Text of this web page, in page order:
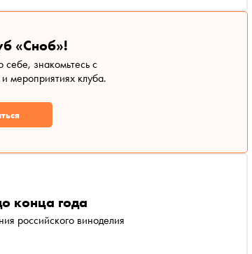
«Сноб»!
себе, знакомьтесь с
мероприятиях клуба.
конца года
российского виноделия